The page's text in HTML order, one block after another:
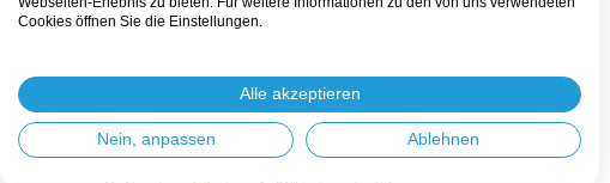
Aufständerung
Fassadenlösungen
Kabelmanagement
Metalldachplatten
Modulklemmen
Cookies öffnen Sie die Einstellungen.
Alle akzeptieren
Nein, anpassen Ablehnen